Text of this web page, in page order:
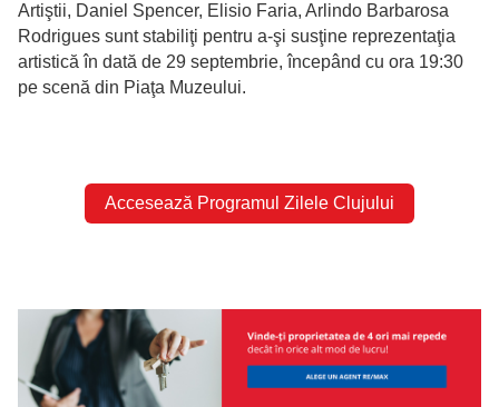
Artiştii, Daniel Spencer, Elisio Faria, Arlindo Barbarosa
Rodrigues sunt stabiliţi pentru a-şi susţine reprezentaţia
artistică în dată de 29 septembrie, începând cu ora 19:30
pe scenă din Piaţa Muzeului.
Accesează Programul Zilele Clujului